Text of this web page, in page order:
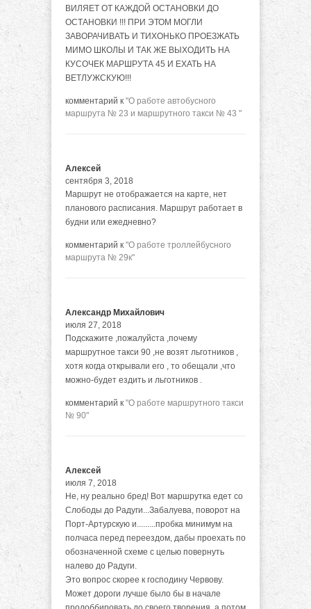
ВИЛЯЕТ ОТ КАЖДОЙ ОСТАНОВКИ ДО
ОСТАНОВКИ !!! ПРИ ЭТОМ МОГЛИ
ЗАВОРАЧИВАТЬ И ТИХОНЬКО ПРОЕЗЖАТЬ
МИМО ШКОЛЫ И ТАК ЖЕ ВЫХОДИТЬ НА
КУСОЧЕК МАРШРУТА 45 И ЕХАТЬ НА
ВЕТЛУЖСКУЮ!!!
комментарий к "О работе автобусного
маршрута № 23 и маршрутного такси № 43 "
Алексей
сентября 3, 2018
Маршрут не отображается на карте, нет
планового расписания. Маршрут работает в
будни или ежедневно?
комментарий к "О работе троллейбусного
маршрута № 29к"
Александр Михайлович
июля 27, 2018
Подскажите ,пожалуйста ,почему
маршрутное такси 90 ,не возят льготников ,
хотя когда открывали его , то обещали ,что
можно-будет ездить и льготников .
комментарий к "О работе маршрутного такси
№ 90"
Алексей
июля 7, 2018
Не, ну реально бред! Вот маршрутка едет со
Слободы до Радуги...Забалуева, поворот на
Порт-Артурскую и.........пробка минимум на
полчаса перед переездом, дабы проехать по
обозначенной схеме с целью повернуть
налево до Радуги.
Это вопрос скорее к господину Червову.
Может дороги лучше было бы в начале